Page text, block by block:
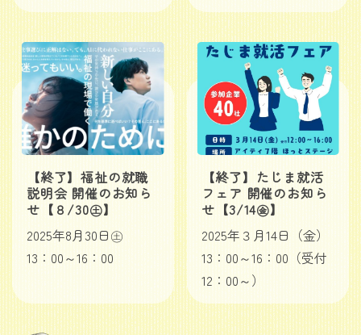
【終了】福祉の就職
説明会 開催のお知ら
せ【８/30㊏】
2025年8月30日㊏
13：00～16：00
【終了】たじま就活
フェア 開催のお知ら
せ【3/14㊎】
2025年３月14日（金）
13：00～16：00（受付
12：00～）